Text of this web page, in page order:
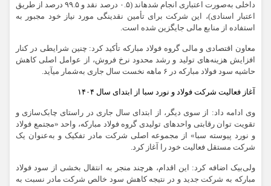
داخلی به‌صورت اعتباری انجام شدهاند (۰.۵ درصد نقد و ۹۹.۵ درصد از طریق
اعتبار اسنادی)، این شرکت برای تأمین نقدینگی مورد نیاز خود مجبور به
استفاده از منابع مالی جایگزین شده است.
معاون اقتصادی و مالی گروه فولاد مبارکه تأکید کرد: چنین شرایطی در کنار
افزایش هزینه‌های تولید و رشد محدود نرخ فروش، از عوامل اصلی کاهش
حاشیه سود فولاد مبارکه در ۶ ماهه نخست سال جاری به‌شمار میآید.
آغاز فعالیت شرکت فولاد و نورد سبا از ابتدای سال ۱۴۰۴
وی ادامه داد: از سوی دیگر، از ابتدای سال جاری در راستای چابک‌سازی و
تقویت توان رقابتی واحدهای تولیدی گروه فولاد مبارکه، واحد «مجتمع فولاد
و نورد پیوسته سبا» از مجموعه اصلی شرکت مادر تفکیک و به‌عنوان یک
شرکت مستقل فعالیت خود را آغاز کرد.
ولی‌بیک اضافه کرد: این اقدام، هرچند منجر به انتقال بخشی از سود فولاد
مبارکه به شرکت جدید و در نتیجه کاهش سود خالص شرکت مادر نسبت به